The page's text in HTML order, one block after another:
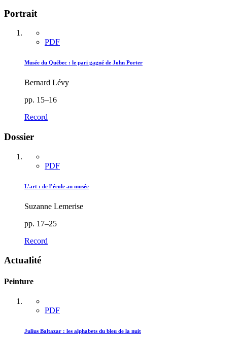
Portrait
PDF
Musée du Québec : le pari gagné de John Porter
Bernard Lévy
pp. 15–16
Record
Dossier
PDF
L’art : de l’école au musée
Suzanne Lemerise
pp. 17–25
Record
Actualité
Peinture
PDF
Julius Baltazar : les alphabets du bleu de la nuit